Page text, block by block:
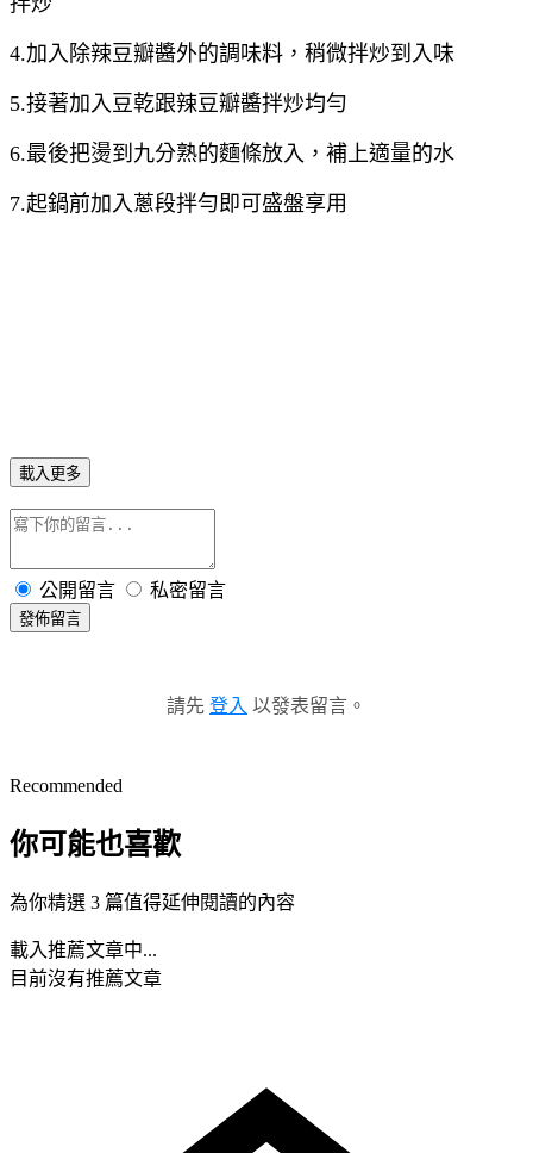
4.加入除辣豆瓣醬外的調味料，稍微拌炒到入味
5.接著加入豆乾跟辣豆瓣醬拌炒均勻
6.最後把燙到九分熟的麵條放入，補上適量的水
7.起鍋前加入蔥段拌勻即可盛盤享用
載入更多
公開留言 私密留言
發佈留言
請先 登入 以發表留言。
Recommended
你可能也喜歡
為你精選 3 篇值得延伸閱讀的內容
載入推薦文章中...
目前沒有推薦文章